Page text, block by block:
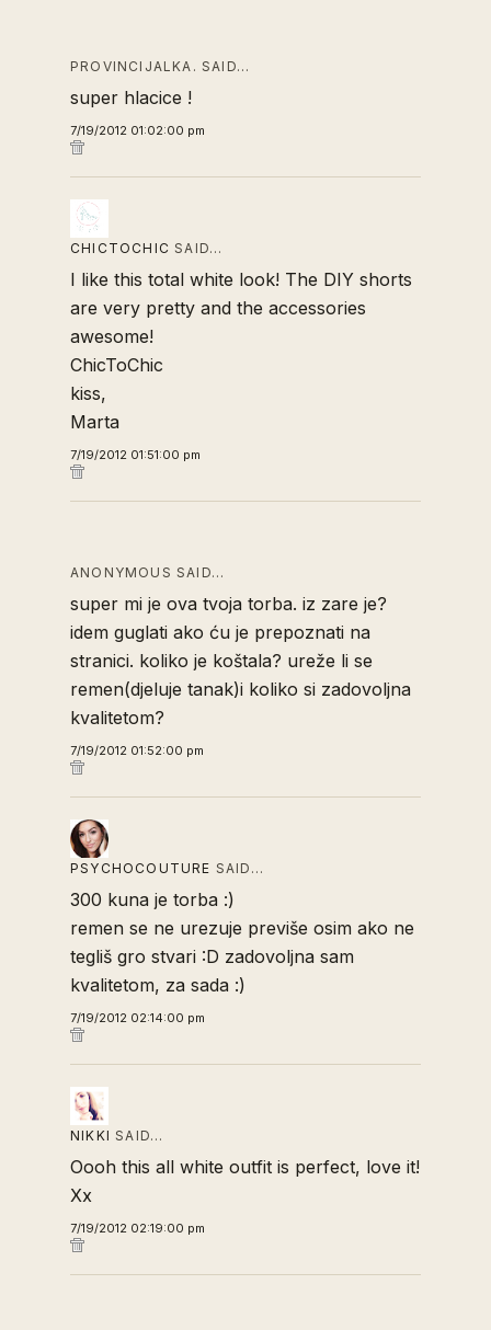
PROVINCIJALKA. SAID…
super hlacice !
7/19/2012 01:02:00 pm
CHICTOCHIC SAID…
I like this total white look! The DIY shorts
are very pretty and the accessories
awesome!
ChicToChic
kiss,
Marta
7/19/2012 01:51:00 pm
ANONYMOUS SAID…
super mi je ova tvoja torba. iz zare je?
idem guglati ako ću je prepoznati na
stranici. koliko je koštala? ureže li se
remen(djeluje tanak)i koliko si zadovoljna
kvalitetom?
7/19/2012 01:52:00 pm
PSYCHOCOUTURE SAID…
300 kuna je torba :)
remen se ne urezuje previše osim ako ne
tegliš gro stvari :D zadovoljna sam
kvalitetom, za sada :)
7/19/2012 02:14:00 pm
NIKKI SAID…
Oooh this all white outfit is perfect, love it!
Xx
7/19/2012 02:19:00 pm